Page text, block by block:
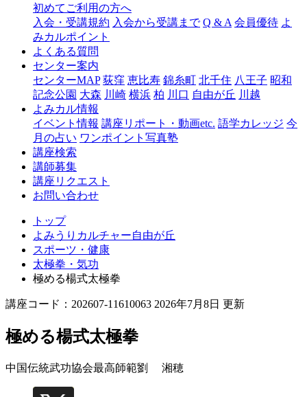
ャ
由
丘
初めてご利用の方へ
入会・受講規約 入会から受講まで Q & A 会員優待 よ
みカルポイント
よくある質問
センター案内
センターMAP 荻窪 恵比寿 錦糸町 北千住 八王子 昭和
記念公園 大森 川崎 横浜 柏 川口 自由が丘 川越
よみカル情報
イベント情報 講座リポート・動画etc. 語学カレッジ 今
月の占い ワンポイント写真塾
講座検索
講師募集
講座リクエスト
お問い合わせ
トップ
よみうりカルチャー自由が丘
スポーツ・健康
太極拳・気功
極める楊式太極拳
講座コード：202607-11610063 2026年7月8日 更新
極める楊式太極拳
中国伝統武功協会最高師範劉 湘穂